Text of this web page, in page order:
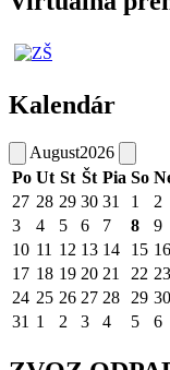
Kalendár
August2026
Po Ut St Št Pia So
27 28 29 30 31 1
2
3
4 5 6 7 8
9
10 11 12 13 14 15 16
17 18 19 20 21 22 23
24 25 26 27 28 29 30
31 1 2 3 4 5 6